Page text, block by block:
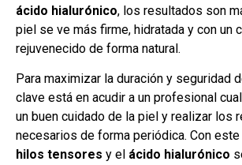
ácido hialurónico, los resultados son
piel se ve más firme, hidratada y con un
rejuvenecido de forma natural.
Para maximizar la duración y seguridad
clave está en acudir a un profesional
un buen cuidado de la piel y realizar los
necesarios de forma periódica. Con
hilos tensores y el ácido hialurónico